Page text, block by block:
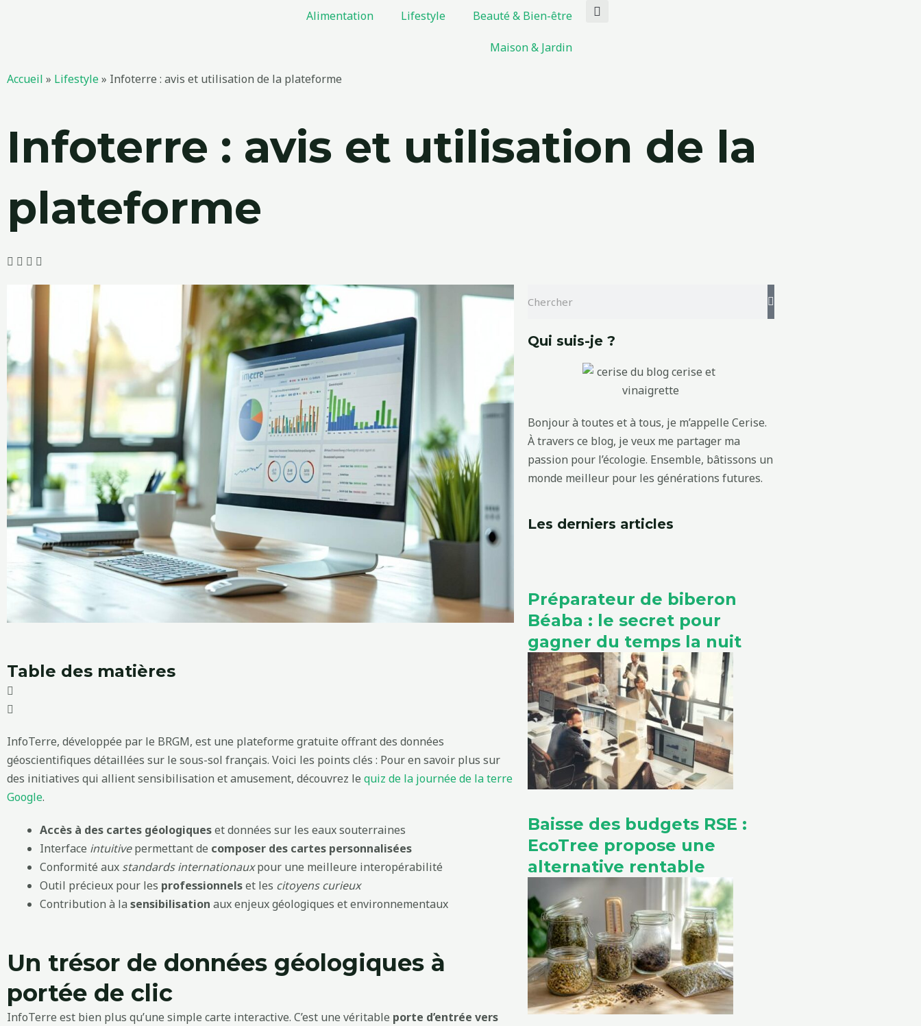
Alimentation Lifestyle Beauté & Bien-être
Maison & Jardin
Accueil » Lifestyle» Infoterre : avis et utilisation de la plateforme
Infoterre : avis et utilisation de la
plateforme
Table des matières
InfoTerre, développée par le BRGM, est une plateforme gratuite offrant des données
géoscientifiques détaillées sur le sous-sol français. Voici les points clés : Pour en savoir plus sur
des initiatives qui allient sensibilisation et amusement, découvrez le quiz de la journée de la terre
Google.
Accès à des cartes géologiqueset données sur les eaux souterraines
Interface intuitivepermettant de composer des cartes personnalisées
Conformité aux standards internationauxpour une meilleure interopérabilité
Outil précieux pour les professionnelset les citoyens curieux
Contribution à la sensibilisation aux enjeux géologiques et environnementaux
Un trésor de données géologiques à
portée de clic
InfoTerre est bien plus qu’une simple carte interactive. C’est une véritable porte d’entrée vers
Qui suis-je ?
Bonjour à toutes et à tous, je m’appelle Cerise.
À travers ce blog, je veux me partager ma
passion pour l’écologie. Ensemble, bâtissons un
monde meilleur pour les générations futures.
Les derniers articles
Préparateur de biberon
Béaba : le secret pour
gagner du temps la nuit
Baisse des budgets RSE :
EcoTree propose une
alternative rentable